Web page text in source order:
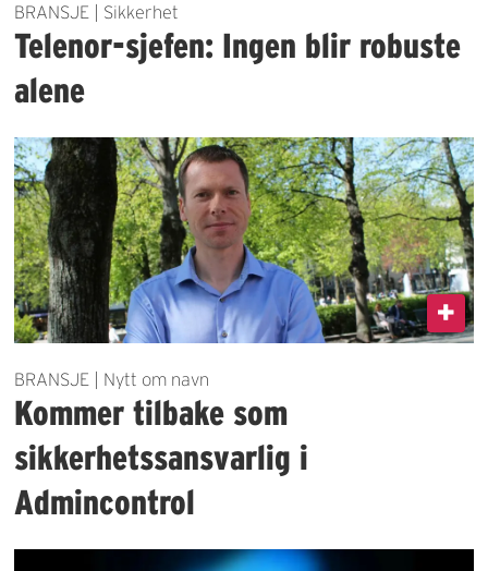
BRANSJE | Sikkerhet
Telenor-sjefen: Ingen blir robuste
alene
BRANSJE | Nytt om navn
Kommer tilbake som
sikkerhetssansvarlig i
Admincontrol